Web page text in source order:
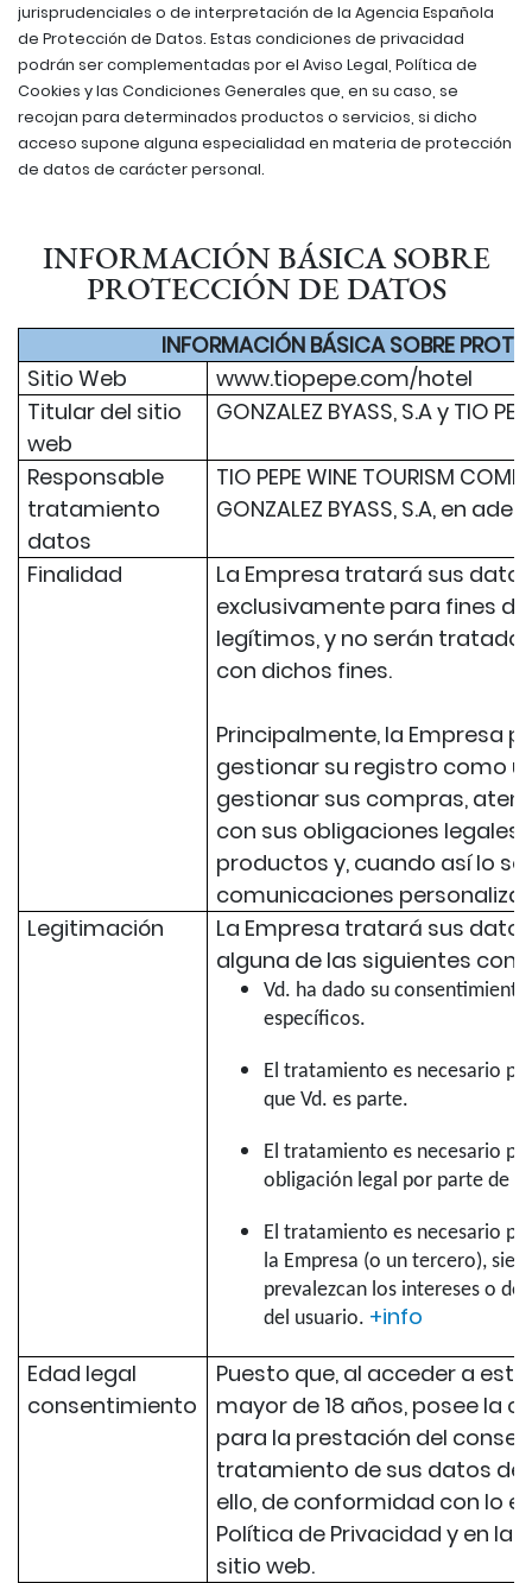
jurisprudenciales o de interpretación de la Agencia Española
de Protección de Datos. Estas condiciones de privacidad
podrán ser complementadas por el Aviso Legal, Política de
Cookies y las Condiciones Generales que, en su caso, se
recojan para determinados productos o servicios, si dicho
acceso supone alguna especialidad en materia de protección
de datos de carácter personal.
INFORMACIÓN BÁSICA SOBRE
PROTECCIÓN DE DATOS
INFORMACIÓN BÁSICA SOBRE
Sitio Web
www.tiopepe.com/hotel
Titular del sitio
web
GONZALEZ BYASS, S.A y TIO
Responsable
tratamiento
datos
TIO PEPE WINE TOURISM
GONZALEZ BYASS, S.A, en
Finalidad
La Empresa tratará sus
exclusivamente para fines
legítimos, y no serán
con dichos fines.
Principalmente, la Empresa
gestionar su registro como
gestionar sus compras,
con sus obligaciones
productos y, cuando así lo
comunicaciones
Legitimación
La Empresa tratará sus
alguna de las siguientes
Vd. ha dado su
específicos.
El tratamiento es necesario
que Vd. es parte.
El tratamiento es necesario
obligación legal por parte de
El tratamiento es necesario
la Empresa (o un tercero),
prevalezcan los intereses o
del usuario. +info
Edad legal
consentimiento
Puesto que, al acceder a
mayor de 18 años, posee la
para la prestación del
tratamiento de sus datos
ello, de conformidad con lo
Política de Privacidad y en
sitio web.